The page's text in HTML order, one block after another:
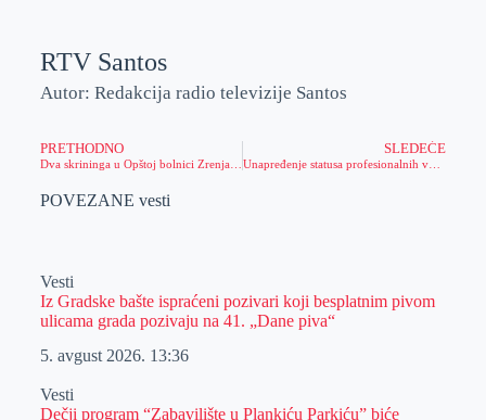
RTV Santos
Autor: Redakcija radio televizije Santos
PRETHODNO
Dva skrininga u Opštoj bolnici Zrenjanin
SLEDEĆE
POVEZANE vesti
Vesti
Iz Gradske bašte ispraćeni pozivari koji besplatnim pivom
ulicama grada pozivaju na 41. „Dane piva“
5. avgust 2026. 13:36
Vesti
Dečji program “Zabavilište u Plankiću Parkiću” biće